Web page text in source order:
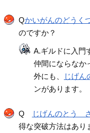
Qかいがんのどうく
のですか？
A.ギルドに入門
仲間にならなか
外にも、
じげん
ンがあります。
Q じげんのとう
得な突破方法はあり